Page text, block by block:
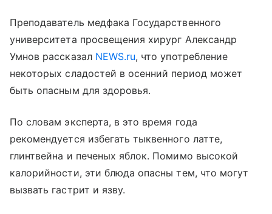
Преподаватель медфака Государственного
университета просвещения хирург Александр
Умнов рассказал NEWS.ru, что употребление
некоторых сладостей в осенний период может
быть опасным для здоровья.
По словам эксперта, в это время года
рекомендуется избегать тыквенного латте,
глинтвейна и печеных яблок. Помимо высокой
калорийности, эти блюда опасны тем, что могут
вызвать гастрит и язву.